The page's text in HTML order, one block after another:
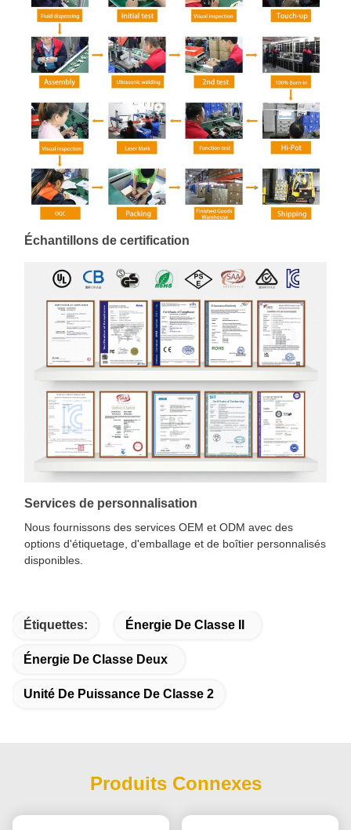
Échantillons de certification
Services de personnalisation
Nous fournissons des services OEM et ODM avec des
options d'étiquetage, d'emballage et de boîtier personnalisés
disponibles.
Étiquettes: Énergie De Classe II
Énergie De Classe Deux
Unité De Puissance De Classe 2
Produits Connexes